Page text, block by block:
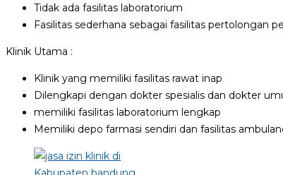
Tidak ada fasilitas laboratorium
Fasilitas sederhana sebagai fasilitas pertolongan
Klinik Utama :
Klinik yang memiliki fasilitas rawat inap
Dilengkapi dengan dokter spesialis dan dokter
memiliki fasilitas laboratorium lengkap
Memiliki depo farmasi sendiri dan fasilitas